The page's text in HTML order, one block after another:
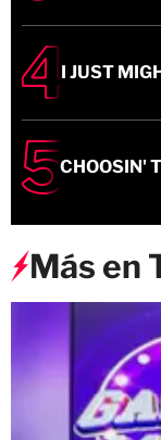
I JUST
CHOOSIN'
Más en